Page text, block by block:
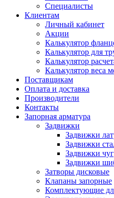
Специалисты
Клиентам
Личный кабинет
Акции
Калькулятор
Калькулятор для
Калькулятор
Калькулятор веса
Поставщикам
Оплата и доставка
Производители
Контакты
Запорная арматура
Задвижки
Задвижки
Задвижки
Задвижки
Задвижки
Затворы дисковые
Клапаны запорные
Комплектующие